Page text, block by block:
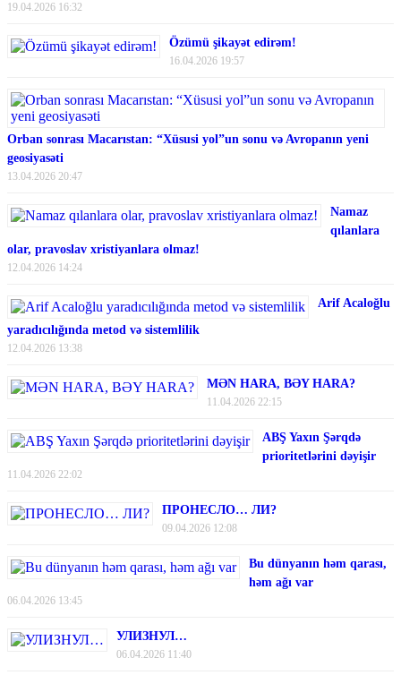
19.04.2026 16:32
Özümü şikayət edirəm!
16.04.2026 19:57
Orban sonrası Macarıstan: “Xüsusi yol”un sonu və Avropanın yeni
geosiyasəti
13.04.2026 20:47
Namaz
qılanlara
olar, pravoslav xristiyanlara olmaz!
12.04.2026 14:24
Arif Acaloğlu
yaradıcılığında metod və sistemlilik
12.04.2026 13:38
MƏN HARA, BƏY HARA?
11.04.2026 22:15
ABŞ Yaxın Şərqdə
prioritetlərini dəyişir
11.04.2026 22:02
ПРОНЕСЛО… ЛИ?
09.04.2026 12:08
Bu dünyanın həm qarası,
həm ağı var
06.04.2026 13:45
УЛИЗНУЛ…
06.04.2026 11:40